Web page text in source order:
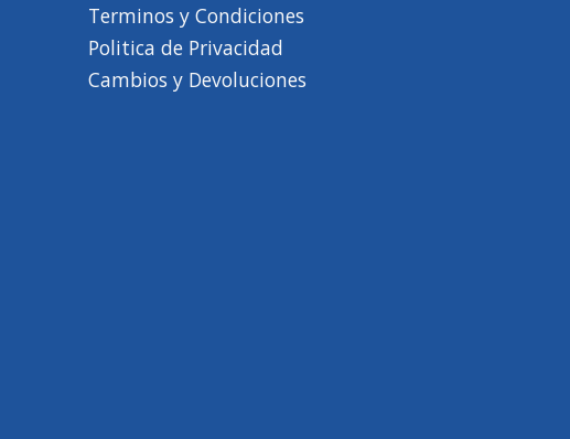
Terminos y Condiciones
Politica de Privacidad
Cambios y Devoluciones